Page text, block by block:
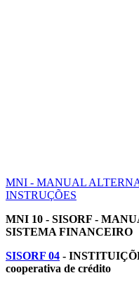
MNI - MANUAL
INSTRUÇÕES
MNI 10 - SISORF -
SISTEMA FINANCEIRO
SISORF 04 -
cooperativa de crédito